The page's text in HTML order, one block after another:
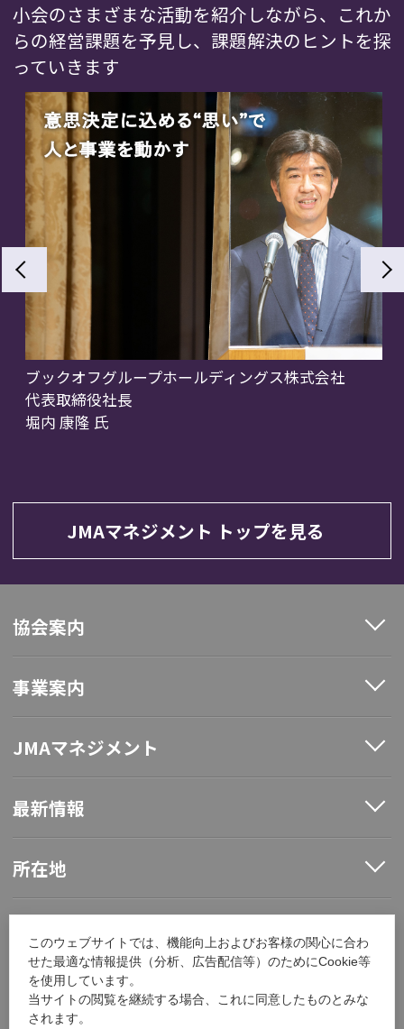
このウェブサイトでは、機能向上およびお客様の関心に合わ
せた最適な情報提供（分析、広告配信等）のためにCookie等
を使用しています。
当サイトの閲覧を継続する場合、これに同意したものとみな
されます。
小会のさまざまな活動を紹介しながら、これか
らの経営課題を予見し、課題解決のヒントを探
っていきます
ブックオフグループホールディングス株式会社
代表取締役社長
堀内 康隆 氏
JMAマネジメント トップを見る
協会案内
事業案内
JMAマネジメント
最新情報
所在地
採用情報